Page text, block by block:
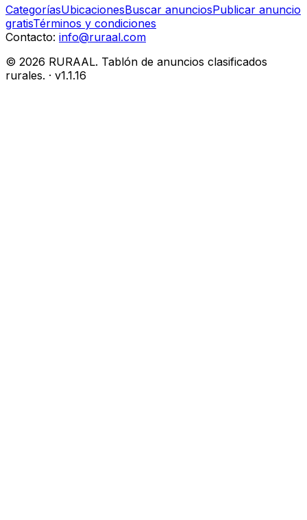
CategoríasUbicacionesBuscar anunciosPublicar anuncio
gratisTérminos y condiciones
Contacto: info@ruraal.com
© 2026 RURAAL. Tablón de anuncios clasificados
rurales. · v1.1.16